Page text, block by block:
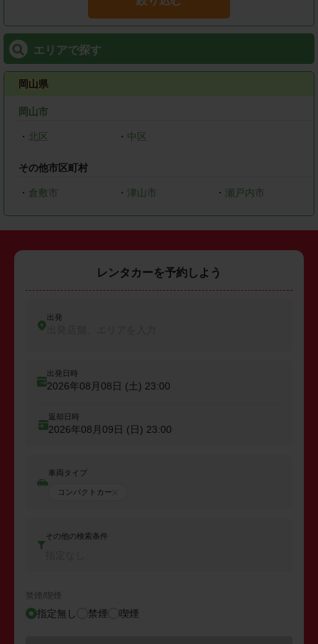
エリアで探す
岡山県
岡山市
・ 北区 ・ 中区
その他市区町村
・ 倉敷市 ・ 津山市 ・瀬戸内市
レンタカーを予約しよう
出発
出発日時
2026年08月08日 (土) 23:00
返却日時
2026年08月09日 (日) 23:00
車両タイプ
コンパクトカー
その他の検索条件
禁煙/喫煙
指定無し 禁煙 喫煙